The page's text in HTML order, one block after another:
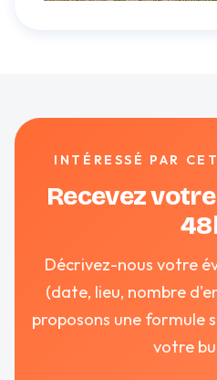
INTÉRESSÉ PAR
Recevez
Décrivez-nous votre
(date, lieu, nombre
proposons une formule
votre